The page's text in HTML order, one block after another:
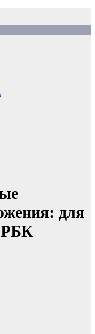
для
РБК